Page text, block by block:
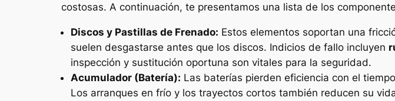
costosas. A continuación, te presentamos una lista de los
Discos y Pastillas de Frenado: Estos elementos soportan una
suelen desgastarse antes que los discos. Indicios de fallo incluyen
inspección y sustitución oportuna son vitales para la seguridad.
Acumulador (Batería): Las baterías pierden eficiencia con el
Los arranques en frío y los trayectos cortos también reducen su